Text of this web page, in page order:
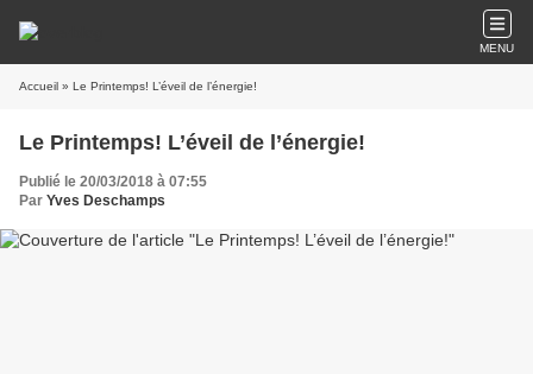
MENU
Accueil » Le Printemps! L’éveil de l’énergie!
Le Printemps! L’éveil de l’énergie!
Publié le 20/03/2018 à 07:55
Par Yves Deschamps